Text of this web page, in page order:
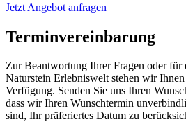
Jetzt Angebot anfragen
Terminvereinbarung
Zur Beantwortung Ihrer Fragen oder für
Naturstein Erlebniswelt stehen wir
Verfügung. Senden Sie uns Ihren
dass wir Ihren Wunschtermin
sind, Ihr präferiertes Datum zu